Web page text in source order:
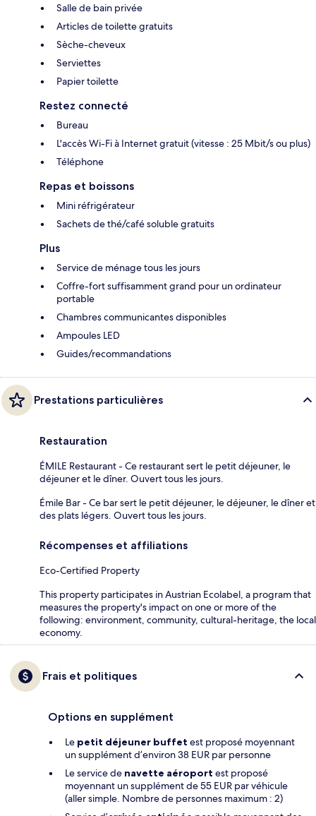
Salle de bain privée
Articles de toilette gratuits
Sèche-cheveux
Serviettes
Papier toilette
Restez connecté
Bureau
L'accès Wi-Fi à Internet gratuit (vitesse : 25 Mbit/s ou plus)
Téléphone
Repas et boissons
Mini réfrigérateur
Sachets de thé/café soluble gratuits
Plus
Service de ménage tous les jours
Coffre-fort suffisamment grand pour un ordinateur
portable
Chambres communicantes disponibles
Ampoules LED
Guides/recommandations
Prestations particulières
Restauration
ÉMILE Restaurant - Ce restaurant sert le petit déjeuner, le
déjeuner et le dîner. Ouvert tous les jours.
Émile Bar - Ce bar sert le petit déjeuner, le déjeuner, le dîner et
des plats légers. Ouvert tous les jours.
Récompenses et affiliations
Eco-Certified Property
This property participates in Austrian Ecolabel, a program that
measures the property's impact on one or more of the
following: environment, community, cultural-heritage, the local
economy.
Frais et politiques
Options en supplément
Le petit déjeuner buffet est proposé moyennant
un supplément d’environ 38 EUR par personne
Le service de navette aéroport est proposé
moyennant un supplément de 55 EUR par véhicule
(aller simple. Nombre de personnes maximum : 2)